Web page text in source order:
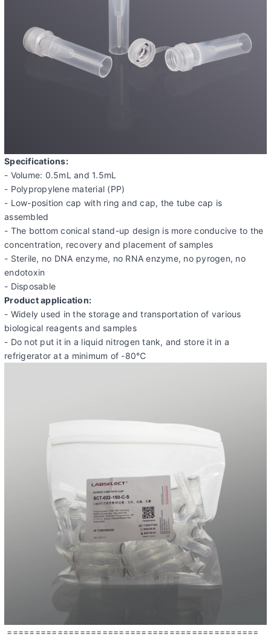
Specifications:
- Volume: 0.5mL and 1.5mL
- Polypropylene material (PP)
- Low-position cap with ring and cap, the tube cap is
assembled
- The bottom conical stand-up design is more conducive to the
concentration, recovery and placement of samples
- Sterile, no DNA enzyme, no RNA enzyme, no pyrogen, no
endotoxin
- Disposable
Product application:
- Widely used in the storage and transportation of various
biological reagents and samples
- Do not put it in a liquid nitrogen tank, and store it in a
refrigerator at a minimum of -80℃
=============================================